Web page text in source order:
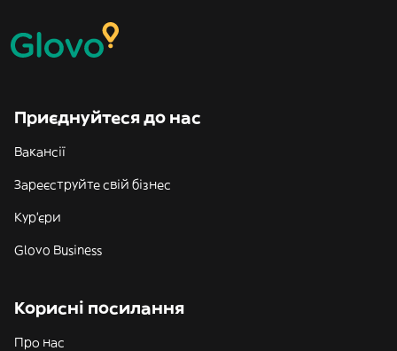
Приєднуйтеся до нас
Вакансії
Зареєструйте свій бізнес
Кур'єри
Glovo Business
Корисні посилання
Про нас